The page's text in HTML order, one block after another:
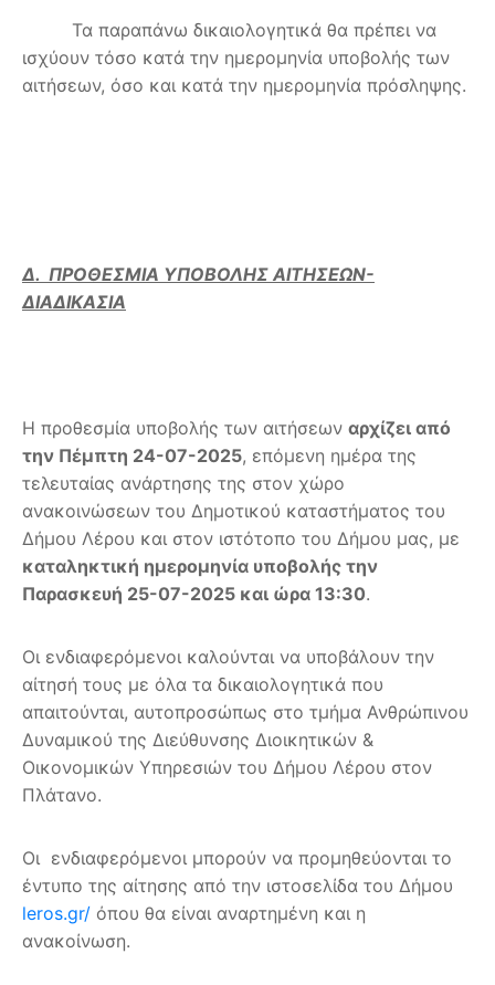
Τα παραπάνω δικαιολογητικά θα πρέπει να
ισχύουν τόσο κατά την ημερομηνία υποβολής των
αιτήσεων, όσο και κατά την ημερομηνία πρόσληψης.
Δ. ΠΡΟΘΕΣΜΙΑ ΥΠΟΒΟΛΗΣ ΑΙΤΗΣΕΩΝ-
ΔΙΑΔΙΚΑΣΙΑ
Η προθεσμία υποβολής των αιτήσεων αρχίζει από
την Πέμπτη 24-07-2025, επόμενη ημέρα της
τελευταίας ανάρτησης της στον χώρο
ανακοινώσεων του Δημοτικού καταστήματος του
Δήμου Λέρου και στον ιστότοπο του Δήμου μας, με
καταληκτική ημερομηνία υποβολής την
Παρασκευή 25-07-2025 και ώρα 13:30.
Οι ενδιαφερόμενοι καλούνται να υποβάλουν την
αίτησή τους με όλα τα δικαιολογητικά που
απαιτούνται, αυτοπροσώπως στο τμήμα Ανθρώπινου
Δυναμικού της Διεύθυνσης Διοικητικών &
Οικονομικών Υπηρεσιών του Δήμου Λέρου στον
Πλάτανο.
Οι ενδιαφερόμενοι μπορούν να προμηθεύονται το
έντυπο της αίτησης από την ιστοσελίδα του Δήμου
leros.gr/ όπου θα είναι αναρτημένη και η
ανακοίνωση.